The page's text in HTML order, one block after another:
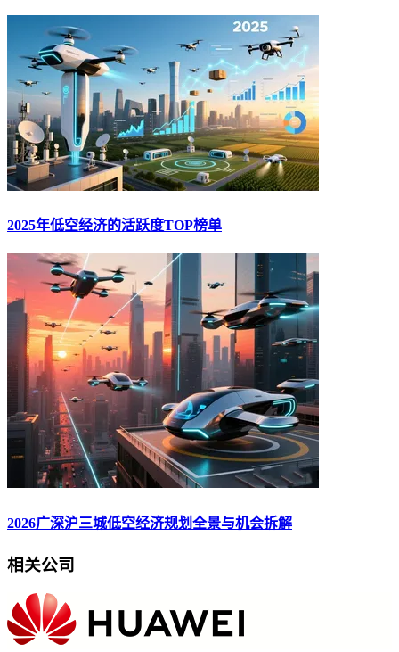
2025年低空经济的活跃度TOP榜单
2026广深沪三城低空经济规划全景与机会拆解
相关公司